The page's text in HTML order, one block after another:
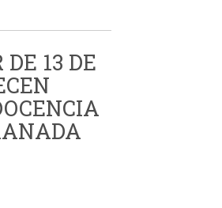
13 DE